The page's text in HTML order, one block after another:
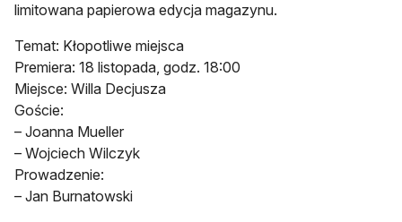
limitowana papierowa edycja magazynu.
Temat: Kłopotliwe miejsca
Premiera: 18 listopada, godz. 18:00
Miejsce: Willa Decjusza
Goście:
– Joanna Mueller
– Wojciech Wilczyk
Prowadzenie:
– Jan Burnatowski